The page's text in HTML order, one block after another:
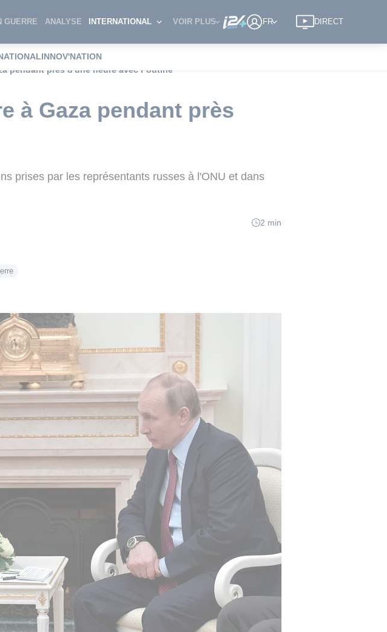
GUERRE ANALYSE INTERNATIONAL VOIR PLUS FR DIRECT
INNOV'NATION
pendant près d'une heure avec Poutine
à Gaza pendant près
prises par les représentants russes à l'ONU et dans
2 min